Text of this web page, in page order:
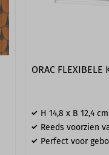
ORAC FLEXIBELE
H 14,8 x B 12,4 cm
Reeds voorzien
Perfect voor